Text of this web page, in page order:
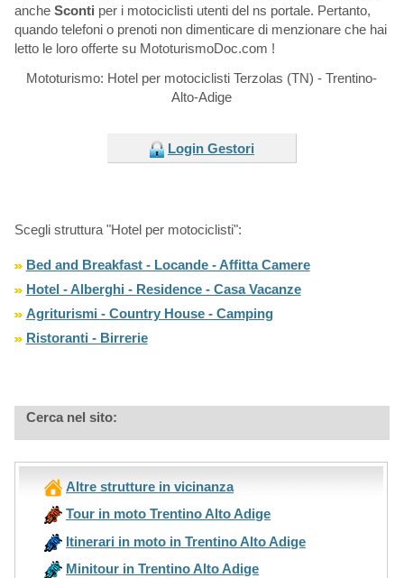
anche Sconti per i motociclisti utenti del ns portale. Pertanto,
quando telefoni o prenoti non dimenticare di menzionare che hai
letto le loro offerte su MototurismoDoc.com !
Mototurismo: Hotel per motociclisti Terzolas (TN) - Trentino-
Alto-Adige
Login Gestori
Scegli struttura "Hotel per motociclisti":
Bed and Breakfast - Locande - Affitta Camere
Hotel - Alberghi - Residence - Casa Vacanze
Agriturismi - Country House - Camping
Ristoranti - Birrerie
Cerca nel sito:
Altre strutture in vicinanza
Tour in moto Trentino Alto Adige
Itinerari in moto in Trentino Alto Adige
Minitour in Trentino Alto Adige